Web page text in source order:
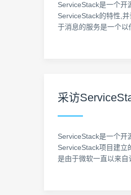
ServiceStack是一个开
ServiceStack的特性,
于消息的服务是一个
采访
ServiceStack是一个开
ServiceStack项目建立
是由于微软一直以来